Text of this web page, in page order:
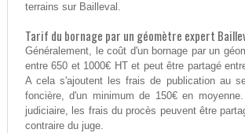
terrains sur Bailleval.
Tarif du bornage par un géomètre expert
Généralement, le coût d'un bornage par un
entre 650 et 1000€ HT et peut être partagé
A cela s'ajoutent les frais de publication au
foncière, d'un minimum de 150€ en
judiciaire, les frais du procès peuvent être
contraire du juge.